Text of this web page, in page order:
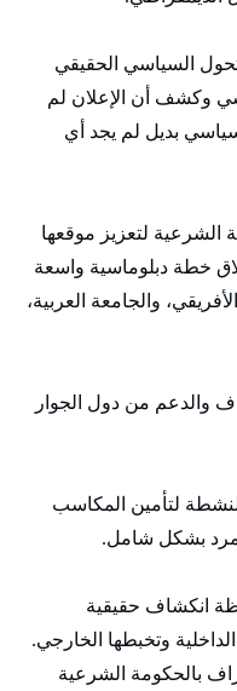
السياسي الحقيقي
وكشف أن الإعلان لم
بديل لم يجد أي
الشرعية لتعزيز موقعها
خطة دبلوماسية واسعة
والجامعة العربية،
والدعم من دول الجوار
لتأمين المكاسب
بشكل شامل.
انكشاف حقيقية
وتخبطها الخارجي.
بالحكومة الشرعية